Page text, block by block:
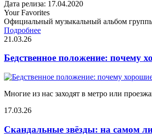
Дата релиза: 17.04.2020
Your Favorites
Официальный музыкальный альбом
Подробнее
21.03.26
Бедственное положение: почему
Многие из нас заходят в метро или
17.03.26
Скандальные звёзды: на самом